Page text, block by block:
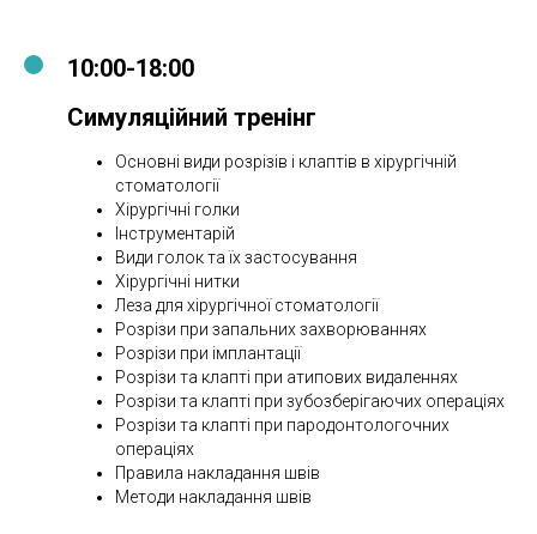
10:00-18:00
Симуляційний тренінг
Основні види розрізів і клаптів в хірургічній
стоматології
Хірургічні голки
Інструментарій
Види голок та їх застосування
Хірургічні нитки
Леза для хірургічної стоматології
Розрізи при запальних захворюваннях
Розрізи при імплантації
Розрізи та клапті при атипових видаленнях
Розрізи та клапті при зубозберігаючих операціях
Розрізи та клапті при пародонтологочних
операціях
Правила накладання швів
Методи накладання швів